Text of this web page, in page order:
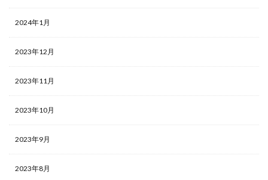
2024年1月
2023年12月
2023年11月
2023年10月
2023年9月
2023年8月